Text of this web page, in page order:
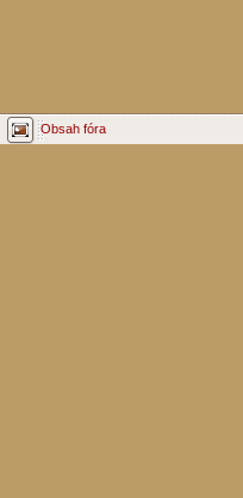
Obsah fóra